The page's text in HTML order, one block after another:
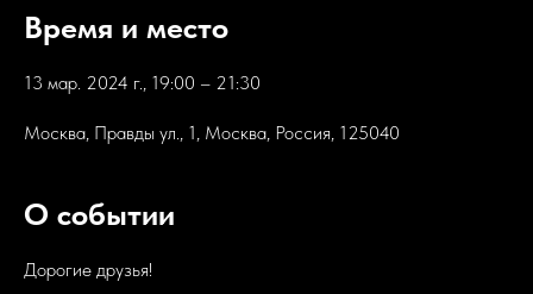
Время и место
13 мар. 2024 г., 19:00 – 21:30
Москва, Правды ул., 1, Москва, Россия, 125040
О событии
Дорогие друзья!